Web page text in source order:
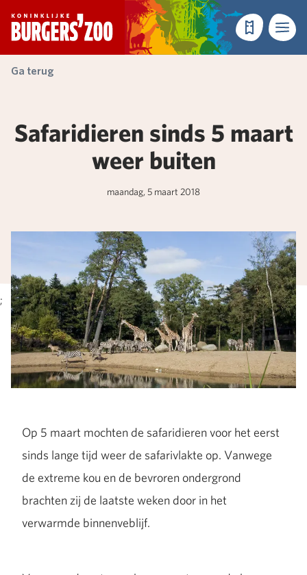
- Homepagina
TicketsMenu
Ga terug
;
Safaridieren sinds 5 maart
weer buiten
maandag, 5 maart 2018
Op 5 maart mochten de safaridieren voor het eerst
sinds lange tijd weer de safarivlakte op. Vanwege
de extreme kou en de bevroren ondergrond
brachten zij de laatste weken door in het
verwarmde binnenveblijf.